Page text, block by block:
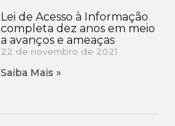
Lei de Acesso à Informação
completa dez anos em meio
a avanços e ameaças
22 de novembro de 2021
Saiba Mais »